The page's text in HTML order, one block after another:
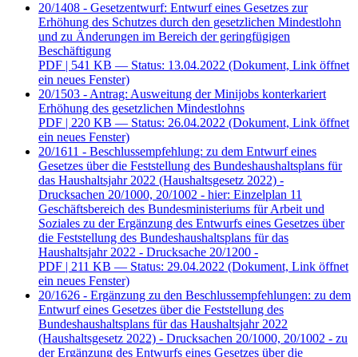
20/1408 - Gesetzentwurf: Entwurf eines Gesetzes zur
Erhöhung des Schutzes durch den gesetzlichen Mindestlohn
und zu Änderungen im Bereich der geringfügigen
Beschäftigung
PDF | 541 KB — Status: 13.04.2022 (Dokument, Link öffnet
ein neues Fenster)
20/1503 - Antrag: Ausweitung der Minijobs konterkariert
Erhöhung des gesetzlichen Mindestlohns
PDF | 220 KB — Status: 26.04.2022 (Dokument, Link öffnet
ein neues Fenster)
20/1611 - Beschlussempfehlung: zu dem Entwurf eines
Gesetzes über die Feststellung des Bundeshaushaltsplans für
das Haushaltsjahr 2022 (Haushaltsgesetz 2022) -
Drucksachen 20/1000, 20/1002 - hier: Einzelplan 11
Geschäftsbereich des Bundesministeriums für Arbeit und
Soziales zu der Ergänzung des Entwurfs eines Gesetzes über
die Feststellung des Bundeshaushaltsplans für das
Haushaltsjahr 2022 - Drucksache 20/1200 -
PDF | 211 KB — Status: 29.04.2022 (Dokument, Link öffnet
ein neues Fenster)
20/1626 - Ergänzung zu den Beschlussempfehlungen: zu dem
Entwurf eines Gesetzes über die Feststellung des
Bundeshaushaltsplans für das Haushaltsjahr 2022
(Haushaltsgesetz 2022) - Drucksachen 20/1000, 20/1002 - zu
der Ergänzung des Entwurfs eines Gesetzes über die